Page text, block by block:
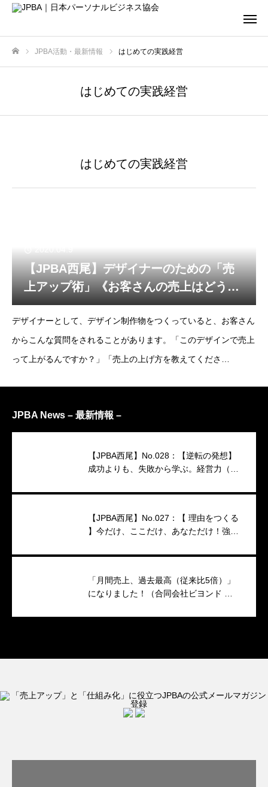
JPBA活動・最新情報 はじめての実践経営
はじめての実践経営
はじめての実践経営
【JPBA西尾】デザイナーのための「売
上アップ術」《お客さんの売上はどうや
って上げるの？》
デザイナーとして、デザイン制作物をつくっていると、お客さん
からこんな質問をされることがあります。「このデザインで売上
って上がるんですか？」「売上の上げ方を教えてくださ
JPBA News – 最新情報 –
【JPBA西尾】No.028：【逆転の発想】
成功よりも、失敗から学ぶ。経営力（映
【JPBA西尾】No.027：【 理由をつくる
】今だけ、ここだけ、あなただけ！強い
「月間売上、過去最高（従来比5倍）」
になりました！（合同会社ビヨンド 代